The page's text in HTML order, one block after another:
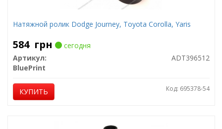
Натяжной ролик Dodge Journey, Toyota Corolla, Yaris
584 грн
сегодня
Артикул:
ADT396512
BluePrint
КУПИТЬ Код: 695378-54